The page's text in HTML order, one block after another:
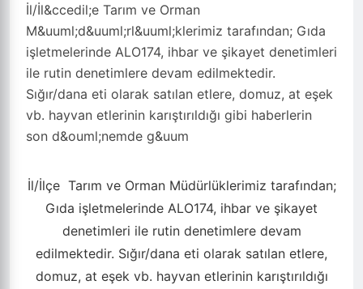
İl/İl&ccedil;e Tarım ve Orman
M&uuml;d&uuml;rl&uuml;klerimiz tarafından; Gıda
işletmelerinde ALO174, ihbar ve şikayet denetimleri
ile rutin denetimlere devam edilmektedir.
Sığır/dana eti olarak satılan etlere, domuz, at eşek
vb. hayvan etlerinin karıştırıldığı gibi haberlerin
son d&ouml;nemde g&uum
İl/İlçe Tarım ve Orman Müdürlüklerimiz tarafından;
Gıda işletmelerinde ALO174, ihbar ve şikayet
denetimleri ile rutin denetimlere devam
edilmektedir. Sığır/dana eti olarak satılan etlere,
domuz, at eşek vb. hayvan etlerinin karıştırıldığı